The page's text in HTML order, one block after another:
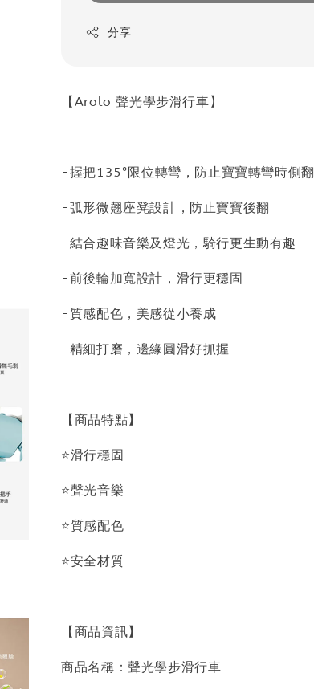
分享
【Arolo 聲光學步滑行車】
-握把135°限位轉彎，防止寶寶轉彎時側翻
-弧形微翹座凳設計，防止寶寶後翻
-結合趣味音樂及燈光，騎行更生動有趣
-前後輪加寬設計，滑行更穩固
-質感配色，美感從小養成
-精細打磨，邊緣圓滑好抓握
【商品特點】
⭐滑行穩固
⭐聲光音樂
⭐質感配色
⭐安全材質
【商品資訊】
商品名稱：聲光學步滑行車